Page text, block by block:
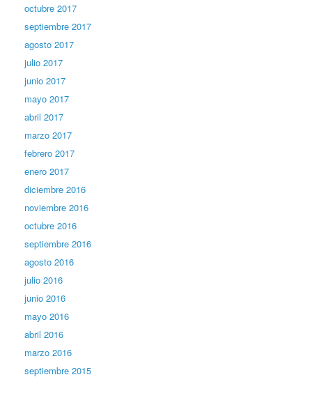
octubre 2017
septiembre 2017
agosto 2017
julio 2017
junio 2017
mayo 2017
abril 2017
marzo 2017
febrero 2017
enero 2017
diciembre 2016
noviembre 2016
octubre 2016
septiembre 2016
agosto 2016
julio 2016
junio 2016
mayo 2016
abril 2016
marzo 2016
septiembre 2015